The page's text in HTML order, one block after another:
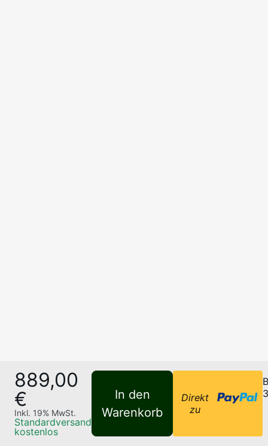
889,00
€
Inkl. 19% MwSt.
Standardversand
kostenlos
In den
Warenkorb
Direkt
zu